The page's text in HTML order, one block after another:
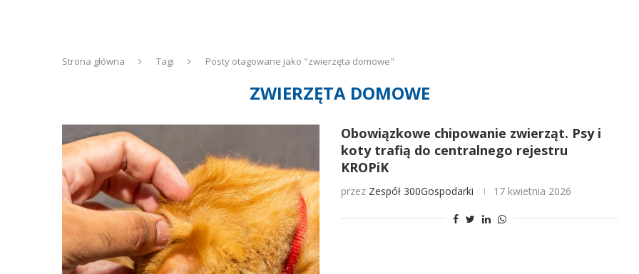
Strona główna Tagi Posty otagowane jako "zwierzęta domowe"
ZWIERZĘTA DOMOWE
Obowiązkowe chipowanie zwierząt. Psy i
koty trafią do centralnego rejestru
KROPiK
przez Zespół 300Gospodarki 17 kwietnia 2026